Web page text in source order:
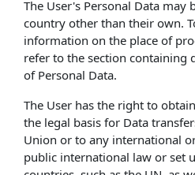
The User's Personal Data may
country other than their own.
information on the place of
refer to the section containing
of Personal Data.
The User has the right to
the legal basis for Data
Union or to any international
public international law or set